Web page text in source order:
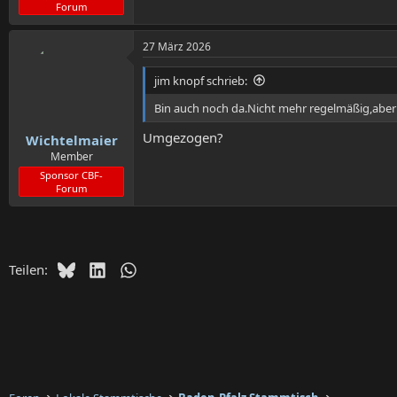
Forum
Wichtelmaier
Member
Sponsor CBF-
Forum
27 März 2026
jim knopf schrieb:
Bin auch noch da.Nicht mehr
Umgezogen?
Teilen: BlueskyLinkedIn